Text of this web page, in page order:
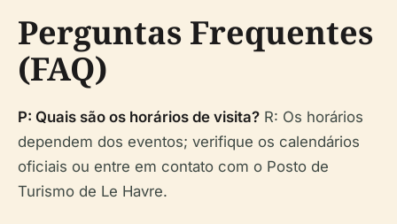
Perguntas Frequentes
(FAQ)
P: Quais são os horários de visita? R: Os horários
dependem dos eventos; verifique os calendários
oficiais ou entre em contato com o Posto de
Turismo de Le Havre.